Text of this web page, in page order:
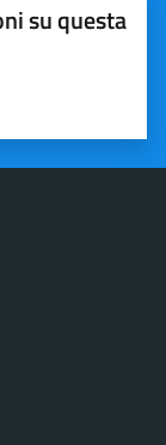
su questa